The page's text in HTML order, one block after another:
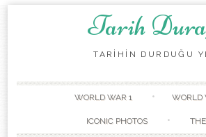
Tarih
TARİHİN DURDUĞU
WORLD WAR 1 WORLD
ICONIC PHOTOS